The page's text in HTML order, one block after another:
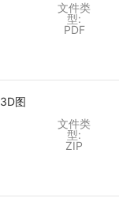
文件类
型:
PDF
图
文件类
型:
ZIP